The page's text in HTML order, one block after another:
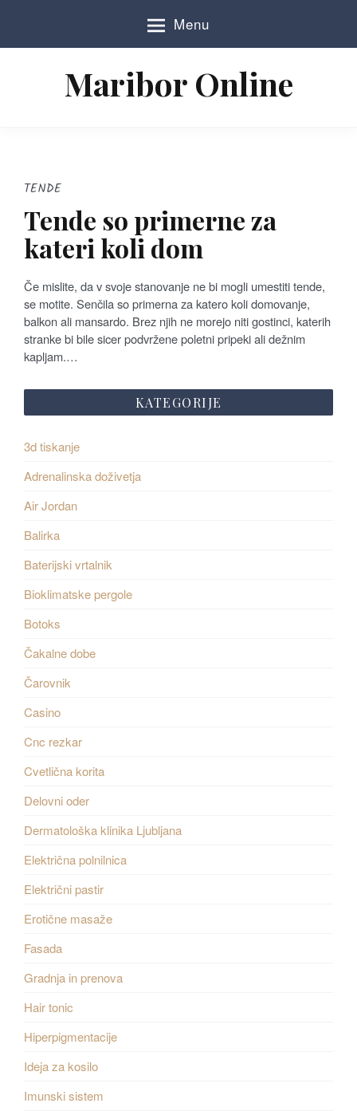
Menu
Maribor Online
TENDE
Tende so primerne za
kateri koli dom
Če mislite, da v svoje stanovanje ne bi mogli umestiti tende,
se motite. Senčila so primerna za katero koli domovanje,
balkon ali mansardo. Brez njih ne morejo niti gostinci, katerih
stranke bi bile sicer podvržene poletni pripeki ali dežnim
kapljam.…
KATEGORIJE
3d tiskanje
Adrenalinska doživetja
Air Jordan
Balirka
Baterijski vrtalnik
Bioklimatske pergole
Botoks
Čakalne dobe
Čarovnik
Casino
Cnc rezkar
Cvetlična korita
Delovni oder
Dermatološka klinika Ljubljana
Električna polnilnica
Električni pastir
Erotične masaže
Fasada
Gradnja in prenova
Hair tonic
Hiperpigmentacije
Ideja za kosilo
Imunski sistem